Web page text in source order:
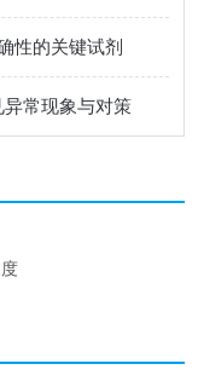
性的关键试剂
常现象与对策